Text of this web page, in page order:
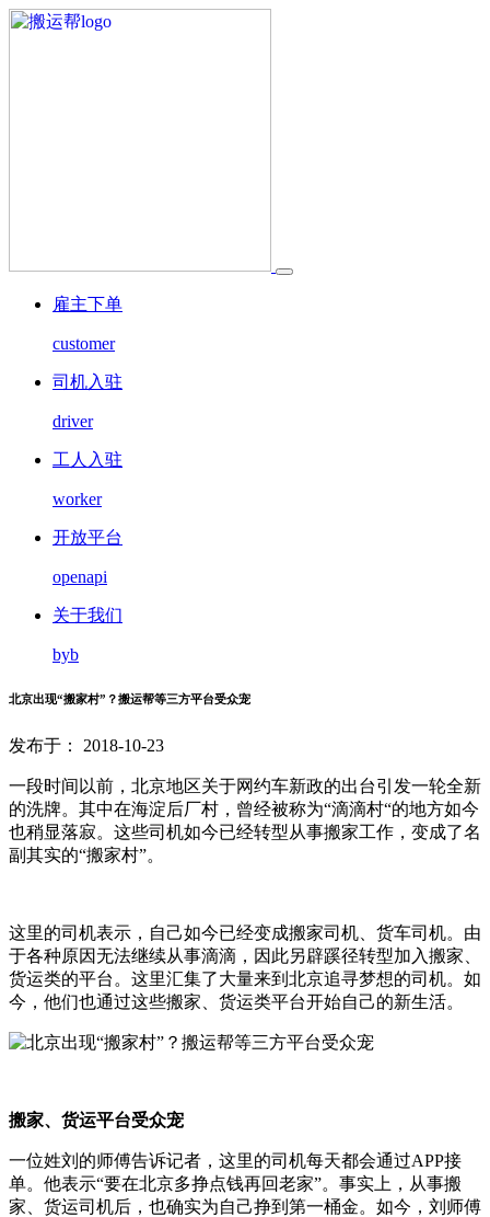
雇主下单
customer
司机入驻
driver
工人入驻
worker
开放平台
openapi
关于我们
byb
北京出现“搬家村”？搬运帮等三方平台受众宠
发布于： 2018-10-23
一段时间以前，北京地区关于网约车新政的出台引发一轮全新
的洗牌。其中在海淀后厂村，曾经被称为“滴滴村“的地方如今
也稍显落寂。这些司机如今已经转型从事搬家工作，变成了名
副其实的“搬家村”。
这里的司机表示，自己如今已经变成搬家司机、货车司机。由
于各种原因无法继续从事滴滴，因此另辟蹊径转型加入搬家、
货运类的平台。这里汇集了大量来到北京追寻梦想的司机。如
今，他们也通过这些搬家、货运类平台开始自己的新生活。
搬家、货运平台受众宠
一位姓刘的师傅告诉记者，这里的司机每天都会通过APP接
单。他表示“要在北京多挣点钱再回老家”。事实上，从事搬
家、货运司机后，也确实为自己挣到第一桶金。如今，刘师傅